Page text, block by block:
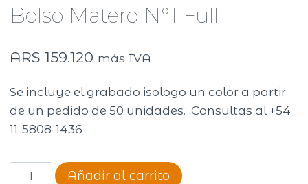
Bolso Matero N°1 Full
ARS 159.120 más IVA
Se incluye el grabado isologo un color a partir
de un pedido de 50 unidades. Consultas al +54
11-5808-1436
Bolso
Añadir al carrito